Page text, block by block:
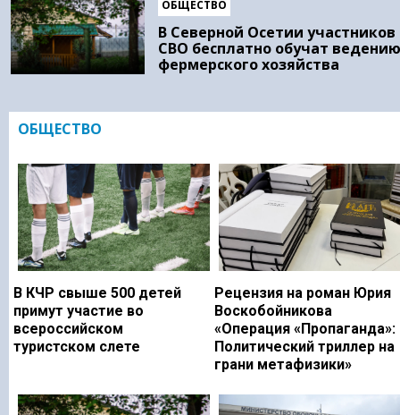
ОБЩЕСТВО
В Северной Осетии участников
СВО бесплатно обучат
фермерского хозяйства
ОБЩЕСТВО
В КЧР свыше 500 детей
примут участие во
всероссийском
туристском слете
Рецензия на роман Юрия
Воскобойникова
«Операция «Пропаганда»:
Политический триллер на
грани метафизики»